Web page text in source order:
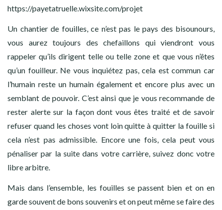
https://payetatruelle.wixsite.com/projet
Un chantier de fouilles, ce n’est pas le pays des bisounours,
vous aurez toujours des chefaillons qui viendront vous
rappeler qu’ils dirigent telle ou telle zone et que vous n’êtes
qu’un fouilleur. Ne vous inquiétez pas, cela est commun car
l’humain reste un humain également et encore plus avec un
semblant de pouvoir. C’est ainsi que je vous recommande de
rester alerte sur la façon dont vous êtes traité et de savoir
refuser quand les choses vont loin quitte à quitter la fouille si
cela n’est pas admissible. Encore une fois, cela peut vous
pénaliser par la suite dans votre carrière, suivez donc votre
libre arbitre.
Mais dans l’ensemble, les fouilles se passent bien et on en
garde souvent de bons souvenirs et on peut même se faire des